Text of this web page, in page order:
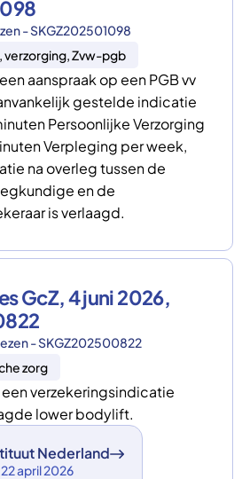
- SKGZ202501098
verzorging, Zvw-pgb
aanspraak op een PGB vv
gestelde indicatie
Persoonlijke Verzorging
Verpleging per week,
na overleg tussen de
en de
is verlaagd.
GcZ, 4 juni 2026,
- SKGZ202500822
zorg
verzekeringsindicatie
lower bodylift.
Nederland
april 2026